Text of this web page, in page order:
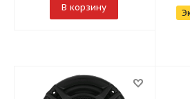
В корзину